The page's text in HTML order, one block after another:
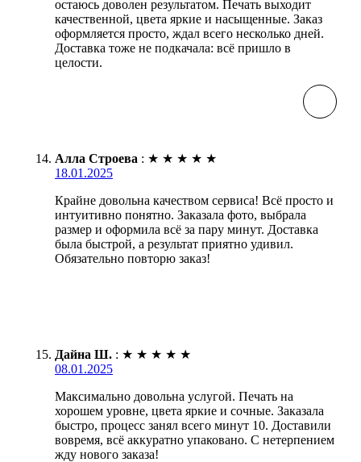
остаюсь доволен результатом. Печать выходит
качественной, цвета яркие и насыщенные. Заказ
оформляется просто, ждал всего несколько дней.
Доставка тоже не подкачала: всё пришло в
целости.
Алла Строева : ★ ★ ★ ★ ★
18.01.2025
Крайне довольна качеством сервиса! Всё просто и
интуитивно понятно. Заказала фото, выбрала
размер и оформила всё за пару минут. Доставка
была быстрой, а результат приятно удивил.
Обязательно повторю заказ!
Дайна Ш. : ★ ★ ★ ★ ★
08.01.2025
Максимально довольна услугой. Печать на
хорошем уровне, цвета яркие и сочные. Заказала
быстро, процесс занял всего минут 10. Доставили
вовремя, всё аккуратно упаковано. С нетерпением
жду нового заказа!